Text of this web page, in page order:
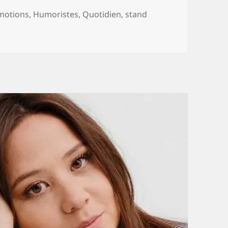
, Humoristes, Quotidien, stand
des interviews à 12 ans, à la scène à 19 piges en